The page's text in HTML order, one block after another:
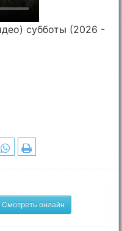
субботы (2026 -
Смотреть онлайн